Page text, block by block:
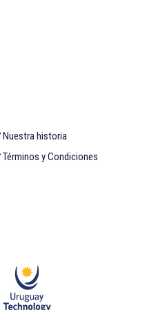
Nuestra historia
Términos y Condiciones